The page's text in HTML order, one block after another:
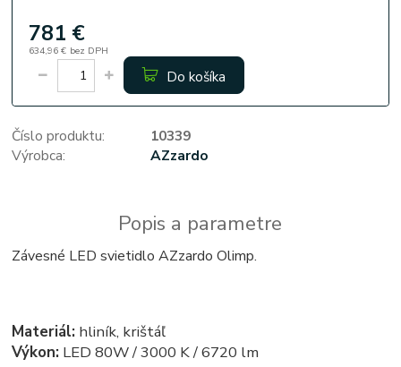
781 €
634,96 € bez DPH
Do košíka
Číslo produktu:
10339
Výrobca:
AZzardo
Popis a parametre
Závesné LED svietidlo AZzardo Olimp.
Materiál: hliník, krištáľ
Výkon: LED 80W / 3000 K / 6720 lm